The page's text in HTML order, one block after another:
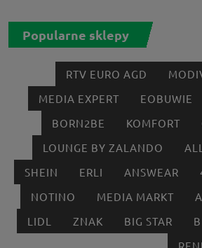
Popularne sklepy
RTV EURO AGD
MEDIA EXPERT
EOBUWIE
BORN2BE
KOMFORT
LOUNGE BY ZALANDO
SHEIN
ERLI ANSWEAR
NOTINO
MEDIA MARKT
LIDL
ZNAK BIG STAR